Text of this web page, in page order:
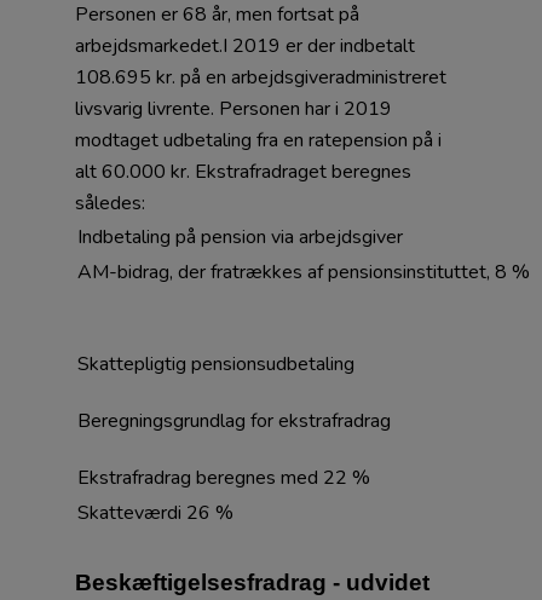
Personen er 68 år, men fortsat på
arbejdsmarkedet.I 2019 er der indbetalt
108.695 kr. på en arbejdsgiveradministreret
livsvarig livrente. Personen har i 2019
modtaget udbetaling fra en ratepension på i
alt 60.000 kr. Ekstrafradraget beregnes
således:
Indbetaling på pension via arbejdsgiver
AM-bidrag, der fratrækkes af pensionsinstituttet, 8 %
Skattepligtig pensionsudbetaling
Beregningsgrundlag for ekstrafradrag
Ekstrafradrag beregnes med 22 %
Skatteværdi 26 %
Beskæftigelsesfradrag - udvidet